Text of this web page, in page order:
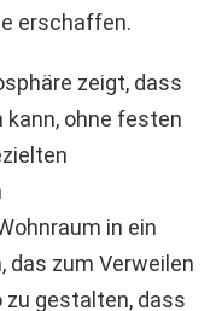
erschaffen.
zeigt, dass
kann, ohne festen
in ein
das zum Verweilen
zu gestalten, dass